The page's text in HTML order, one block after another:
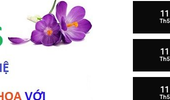
11
Th5
11
Th5
11
Th5